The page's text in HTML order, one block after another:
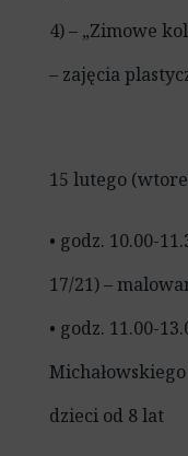
4) – „Zimowe
– zajęcia
15 lutego
• godz. 10.00-
17/21) –
• godz. 11.00-
dzieci od 8 lat